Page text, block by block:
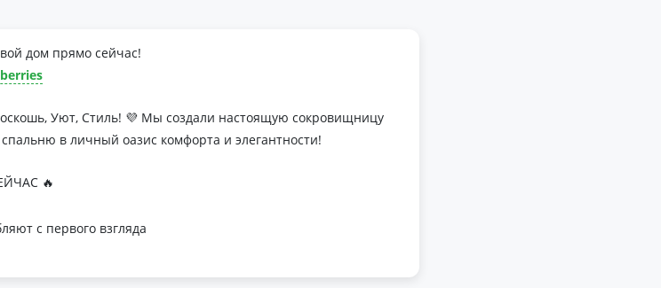
дом прямо сейчас!
Уют, Стиль! 💜 Мы создали настоящую сокровищницу
в личный оазис комфорта и элегантности!
🔥
с первого взгляда